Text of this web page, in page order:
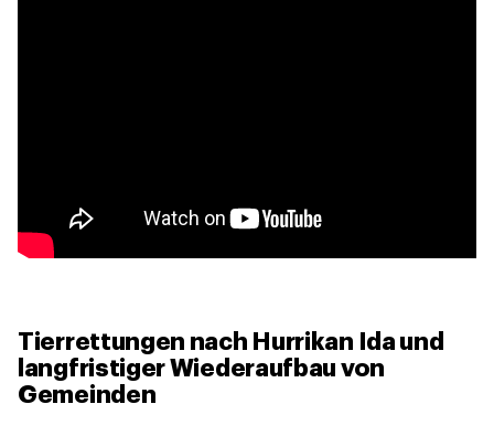
Tierrettungen nach Hurrikan Ida und
langfristiger Wiederaufbau von
Gemeinden